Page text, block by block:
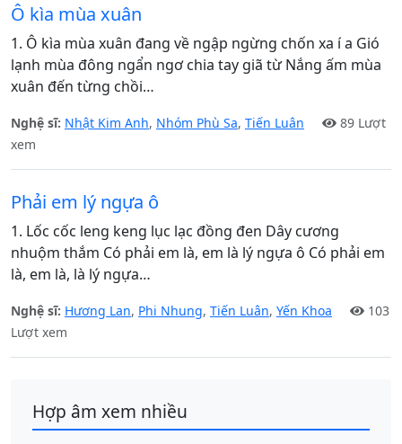
Ô kìa mùa xuân
1. Ô kìa mùa xuân đang về ngập ngừng chốn xa í a Gió
lạnh mùa đông ngẩn ngơ chia tay giã từ Nắng ấm mùa
xuân đến từng chồi…
Nghệ sĩ: Nhật Kim Anh, Nhóm Phù Sa, Tiến Luân
89 Lượt
xem
Phải em lý ngựa ô
1. Lốc cốc leng keng lục lạc đồng đen Dây cương
nhuộm thắm Có phải em là, em là lý ngựa ô Có phải em
là, em là, là lý ngựa…
Nghệ sĩ: Hương Lan, Phi Nhung, Tiến Luân, Yến Khoa
103
Lượt xem
Hợp âm xem nhiều